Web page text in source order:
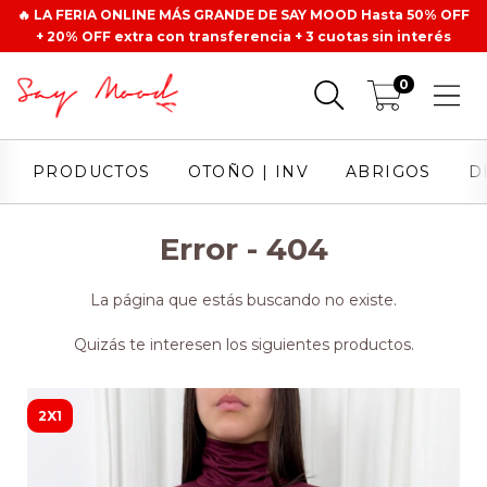
🔥 LA FERIA ONLINE MÁS GRANDE DE SAY MOOD Hasta 50% OFF
+ 20% OFF extra con transferencia + 3 cuotas sin interés
0
PRODUCTOS OTOÑO | INV ABRIGOS
Error - 404
La página que estás buscando no existe.
Quizás te interesen los siguientes productos.
2X1